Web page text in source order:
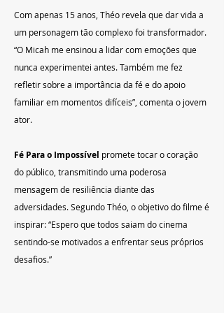
Com apenas 15 anos, Théo revela que dar vida a
um personagem tão complexo foi transformador.
“O Micah me ensinou a lidar com emoções que
nunca experimentei antes. Também me fez
refletir sobre a importância da fé e do apoio
familiar em momentos difíceis”, comenta o jovem
ator.
Fé Para o Impossível promete tocar o coração
do público, transmitindo uma poderosa
mensagem de resiliência diante das
adversidades. Segundo Théo, o objetivo do filme é
inspirar: “Espero que todos saiam do cinema
sentindo-se motivados a enfrentar seus próprios
desafios.”